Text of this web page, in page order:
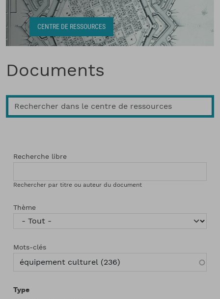
Fil d'Ariane
CENTRE DE RESSOURCES
Documents
Recherche libre
Rechercher par titre ou auteur du document
Thème
Mots-clés
Type